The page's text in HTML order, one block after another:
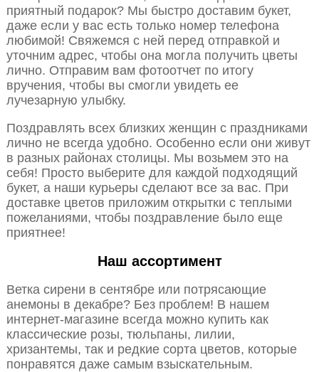
приятный подарок? Мы быстро доставим букет,
даже если у вас есть только номер телефона
любимой! Свяжемся с ней перед отправкой и
уточним адрес, чтобы она могла получить цветы
лично. Отправим вам фотоотчет по итогу
вручения, чтобы вы смогли увидеть ее
лучезарную улыбку.
Поздравлять всех близких женщин с праздниками
лично не всегда удобно. Особенно если они живут
в разных районах столицы. Мы возьмем это на
себя! Просто выберите для каждой подходящий
букет, а наши курьеры сделают все за вас. При
доставке цветов приложим открытки с теплыми
пожеланиями, чтобы поздравление было еще
приятнее!
Наш ассортимент
Ветка сирени в сентябре или потрясающие
анемоны в декабре? Без проблем! В нашем
интернет-магазине всегда можно купить как
классические розы, тюльпаны, лилии,
хризантемы, так и редкие сорта цветов, которые
понравятся даже самым взыскательным.